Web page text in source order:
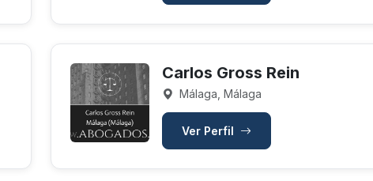
Carlos Gross Rein
Málaga, Málaga
Ver Perfil